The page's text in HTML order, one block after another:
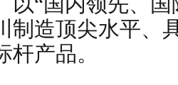
制造顶尖水平、
杆产品。